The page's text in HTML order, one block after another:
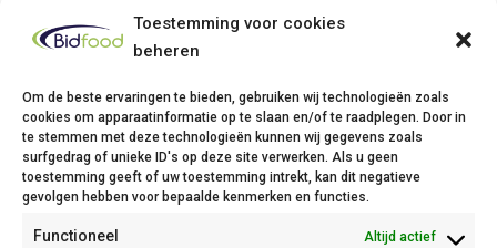
Toestemming voor cookies
beheren
Om de beste ervaringen te bieden, gebruiken wij technologieën zoals
cookies om apparaatinformatie op te slaan en/of te raadplegen. Door in
te stemmen met deze technologieën kunnen wij gegevens zoals
surfgedrag of unieke ID's op deze site verwerken. Als u geen
toestemming geeft of uw toestemming intrekt, kan dit negatieve
gevolgen hebben voor bepaalde kenmerken en functies.
Functioneel Altijd actief
Bidfood Thuin
Avenue Deli XL, 1
Phone: +32(0)71/25 68 11